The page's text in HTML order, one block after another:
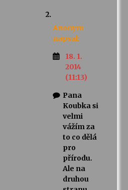
Anonym
napsal:
18. 1.
2014
(11:13)
Pana
Koubka si
velmi
vážím za
to co dělá
pro
přírodu.
Ale na
druhou